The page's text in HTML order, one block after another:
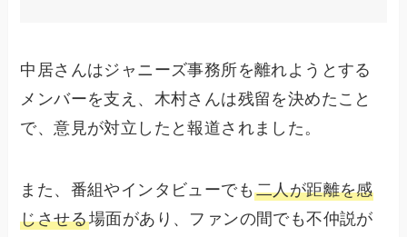
中居さんはジャニーズ事務所を離れようとする
メンバーを支え、木村さんは残留を決めたこと
で、意見が対立したと報道されました。
また、番組やインタビューでも二人が距離を感
じさせる場面があり、ファンの間でも不仲説が